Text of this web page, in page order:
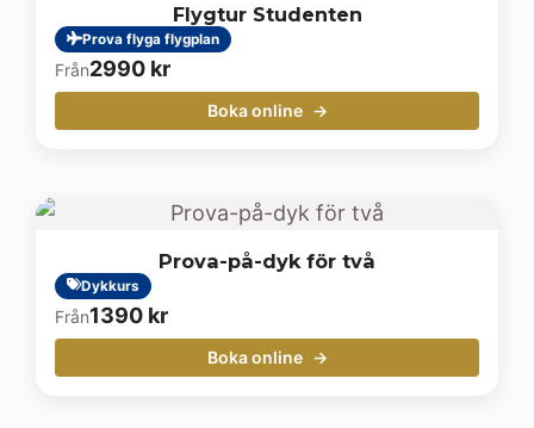
Flygtur Studenten
Prova flyga flygplan
Från2990 kr
Boka online
Prova-på-dyk för två
Dykkurs
Från1390 kr
Boka online